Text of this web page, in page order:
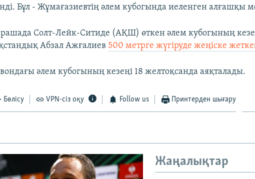
Бұл - Жұмағазиевтің әлем кубогында иеленген алғашқы
Солт-Лейк-Ситиде (АҚШ) өткен әлем кубогының
Абзал Ажғалиев 500 метрге жүгіруде жеңіске
әлем кубогының кезеңі 18 желтоқсанда аяқталады.
Бөлісу VPN-сіз оқу Follow us Принтерден шығару
Жаңалықтар